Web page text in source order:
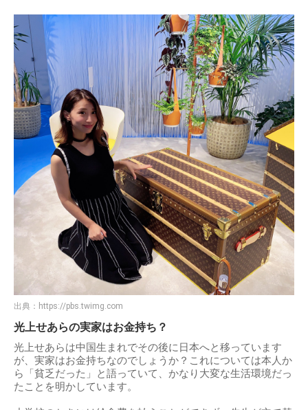
出典： https://pbs.twimg.com
光上せあらの実家はお金持ち？
光上せあらは中国生まれでその後に日本へと移っています
が、実家はお金持ちなのでしょうか？これについては本人か
ら「貧乏だった」と語っていて、かなり大変な生活環境だっ
たことを明かしています。